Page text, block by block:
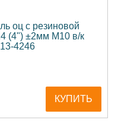
оц с резиновой
(4") ±2мм М10 в/к
4246
КУПИТЬ